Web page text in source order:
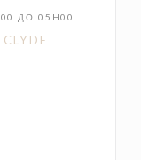
ДО 05H00